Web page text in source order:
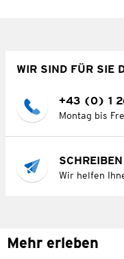
WIR SIND FÜR SIE
+43 (0) 1
Montag bis
Wir helfen
Mehr erleben